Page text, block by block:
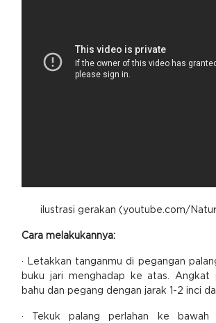
ilustrasi gerakan (youtube.com/
Cara melakukannya:
· Letakkan tanganmu di pegangan
buku jari menghadap ke atas. Angkat
bahu dan pegang dengan jarak 1-2 inci
· Tekuk palang perlahan ke bawah